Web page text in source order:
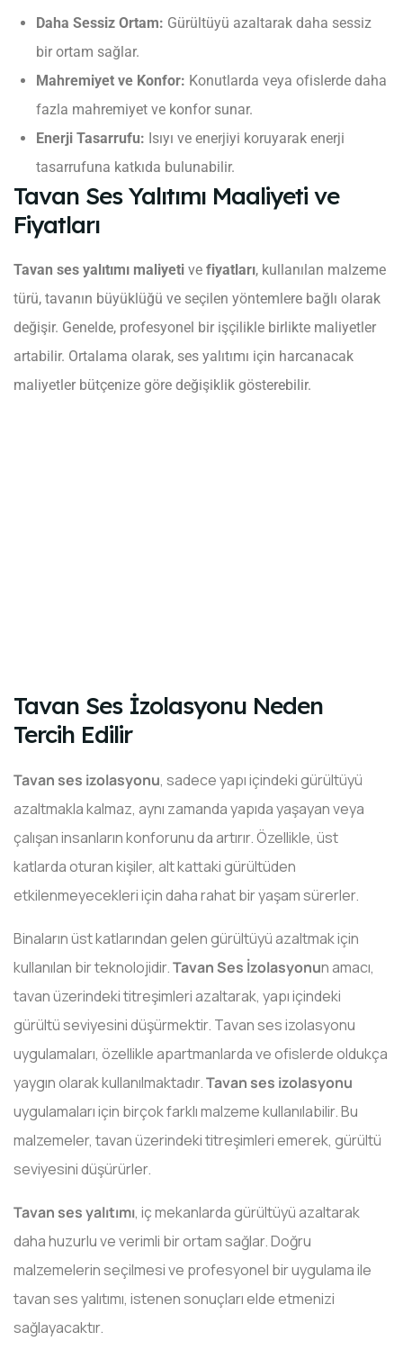
Daha Sessiz Ortam: Gürültüyü azaltarak daha sessiz
bir ortam sağlar.
Mahremiyet ve Konfor: Konutlarda veya ofislerde daha
fazla mahremiyet ve konfor sunar.
Enerji Tasarrufu: Isıyı ve enerjiyi koruyarak enerji
tasarrufuna katkıda bulunabilir.
Tavan Ses Yalıtımı Maaliyeti ve
Fiyatları
Tavan ses yalıtımı maliyeti ve fiyatları, kullanılan malzeme
türü, tavanın büyüklüğü ve seçilen yöntemlere bağlı olarak
değişir. Genelde, profesyonel bir işçilikle birlikte maliyetler
artabilir. Ortalama olarak, ses yalıtımı için harcanacak
maliyetler bütçenize göre değişiklik gösterebilir.
Tavan Ses İzolasyonu Neden
Tercih Edilir
Tavan ses izolasyonu, sadece yapı içindeki gürültüyü
azaltmakla kalmaz, aynı zamanda yapıda yaşayan veya
çalışan insanların konforunu da artırır. Özellikle, üst
katlarda oturan kişiler, alt kattaki gürültüden
etkilenmeyecekleri için daha rahat bir yaşam sürerler.
Binaların üst katlarından gelen gürültüyü azaltmak için
kullanılan bir teknolojidir.Tavan Ses İzolasyonun amacı,
tavan üzerindeki titreşimleri azaltarak, yapı içindeki
gürültü seviyesini düşürmektir. Tavan ses izolasyonu
uygulamaları, özellikle apartmanlarda ve ofislerde oldukça
yaygın olarak kullanılmaktadır.Tavan ses izolasyonu
uygulamaları için birçok farklı malzeme kullanılabilir. Bu
malzemeler, tavan üzerindeki titreşimleri emerek, gürültü
seviyesini düşürürler.
Tavan ses yalıtımı, iç mekanlarda gürültüyü azaltarak
daha huzurlu ve verimli bir ortam sağlar. Doğru
malzemelerin seçilmesi ve profesyonel bir uygulama ile
tavan ses yalıtımı, istenen sonuçları elde etmenizi
sağlayacaktır.